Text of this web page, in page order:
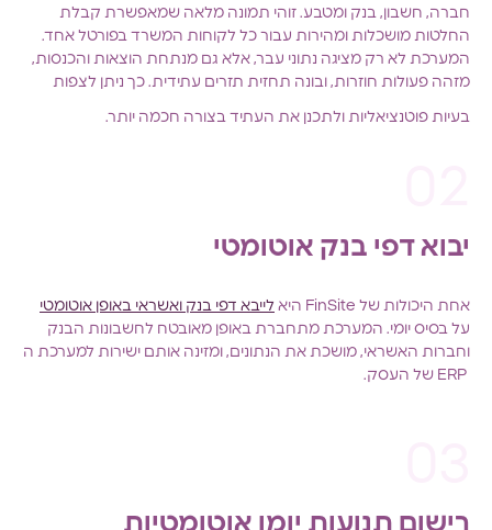
חברה, חשבון, בנק ומטבע. זוהי תמונה מלאה שמאפשרת קבלת
החלטות מושכלות ומהירות עבור כל לקוחות המשרד בפורטל אחד.
המערכת לא רק מציגה נתוני עבר, אלא גם מנתחת הוצאות והכנסות,
מזהה פעולות חוזרות, ובונה תחזית תזרים עתידית. כך ניתן לצפות
בעיות פוטנציאליות ולתכנן את העתיד בצורה חכמה יותר.
יבוא דפי בנק אוטומטי
אחת היכולות של FinSite היא
לייבא דפי בנק ואשראי באופן אוטומטי
על בסיס יומי. המערכת מתחברת באופן מאובטח לחשבונות הבנק
וחברות האשראי, מושכת את הנתונים, ומזינה אותם ישירות למערכת ה
רישום תנועות יומן אוטומטיות